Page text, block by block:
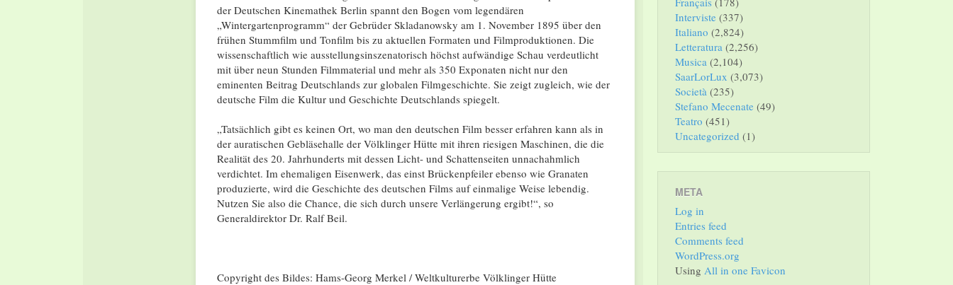
der Deutschen Kinemathek Berlin spannt den Bogen vom legendären
„Wintergartenprogramm“ der Gebrüder Skladanowsky am 1. November 1895 über den
frühen Stummfilm und Tonfilm bis zu aktuellen Formaten und Filmproduktionen. Die
wissenschaftlich wie ausstellungsinszenatorisch höchst aufwändige Schau verdeutlicht
mit über neun Stunden Filmmaterial und mehr als 350 Exponaten nicht nur den
eminenten Beitrag Deutschlands zur globalen Filmgeschichte. Sie zeigt zugleich, wie der
deutsche Film die Kultur und Geschichte Deutschlands spiegelt.
„Tatsächlich gibt es keinen Ort, wo man den deutschen Film besser erfahren kann als in
der auratischen Gebläsehalle der Völklinger Hütte mit ihren riesigen Maschinen, die die
Realität des 20. Jahrhunderts mit dessen Licht- und Schattenseiten unnachahmlich
verdichtet. Im ehemaligen Eisenwerk, das einst Brückenpfeiler ebenso wie Granaten
produzierte, wird die Geschichte des deutschen Films auf einmalige Weise lebendig.
Nutzen Sie also die Chance, die sich durch unsere Verlängerung ergibt!“, so
Generaldirektor Dr. Ralf Beil.
Copyright des Bildes: Hams-Georg Merkel / Weltkulturerbe Völklinger Hütte
Interviste (337)
Italiano (2,824)
Letteratura (2,256)
Musica (2,104)
SaarLorLux (3,073)
Società (235)
Stefano Mecenate (49)
Teatro (451)
Uncategorized (1)
META
Log in
Entries feed
Comments feed
WordPress.org
Using All in one Favicon